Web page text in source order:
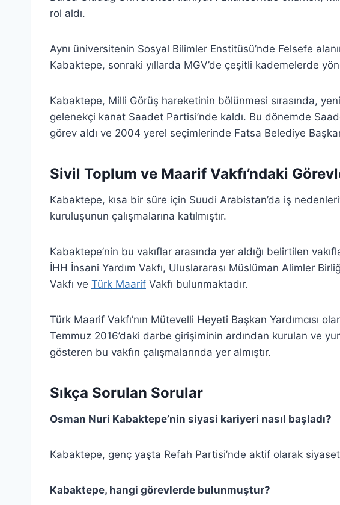
rol aldı.
Aynı üniversitenin Sosyal Bilimler Enstitüsü’nde Felsefe
Kabaktepe, sonraki yıllarda MGV’de çeşitli kademelerde
Kabaktepe, Milli Görüş hareketinin bölünmesi sırasında,
gelenekçi kanat Saadet Partisi’nde kaldı. Bu dönemde
görev aldı ve 2004 yerel seçimlerinde Fatsa Belediye
Sivil Toplum ve Maarif Vakfı’ndaki
Kabaktepe, kısa bir süre için Suudi Arabistan’da iş
kuruluşunun çalışmalarına katılmıştır.
Kabaktepe’nin bu vakıflar arasında yer aldığı belirtilen
İHH İnsani Yardım Vakfı, Uluslararası Müslüman Alimler
Vakfı ve Türk Maarif Vakfı bulunmaktadır.
Türk Maarif Vakfı’nın Mütevelli Heyeti Başkan Yardımcısı
Temmuz 2016’daki darbe girişiminin ardından kurulan ve
gösteren bu vakfın çalışmalarında yer almıştır.
Sıkça Sorulan Sorular
Osman Nuri Kabaktepe’nin siyasi kariyeri nasıl başladı?
Kabaktepe, genç yaşta Refah Partisi’nde aktif olarak
Kabaktepe, hangi görevlerde bulunmuştur?